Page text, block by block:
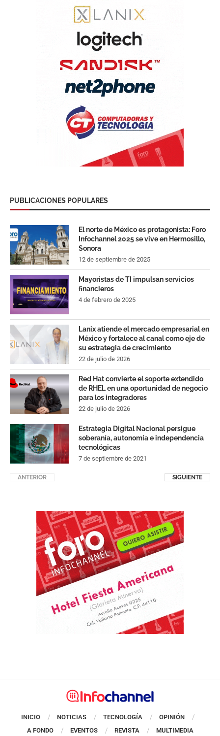
PUBLICACIONES POPULARES
El norte de México es protagonista: Foro
Infochannel 2025 se vive en Hermosillo,
Sonora
12 de septiembre de 2025
Mayoristas de TI impulsan servicios
financieros
4 de febrero de 2025
Lanix atiende el mercado empresarial en
México y fortalece al canal como eje de
su estrategia de crecimiento
22 de julio de 2026
Red Hat convierte el soporte extendido
de RHEL en una oportunidad de negocio
para los integradores
22 de julio de 2026
Estrategia Digital Nacional persigue
soberanía, autonomía e independencia
tecnológicas
7 de septiembre de 2021
ANTERIOR SIGUIENTE
INICIO NOTICIAS TECNOLOGÍA
OPINIÓN
A FONDO
EVENTOS REVISTA MULTIMEDIA